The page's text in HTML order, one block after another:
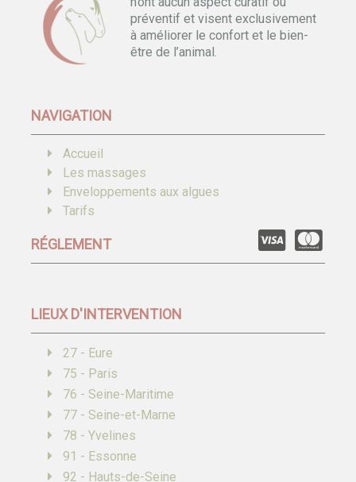
préventif et visent exclusivement
à améliorer le confort et le bien-
être de l’animal.
NAVIGATION
Accueil
Les massages
Enveloppements aux algues
Tarifs
RÉGLEMENT
LIEUX D'INTERVENTION
27 - Eure
75 - Paris
76 - Seine-Maritime
77 - Seine-et-Marne
78 - Yvelines
91 - Essonne
92 - Hauts-de-Seine